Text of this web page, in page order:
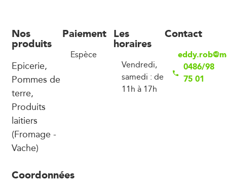
Nos
produits
Epicerie,
Pommes de
terre,
Produits
laitiers
(Fromage -
Vache)
Paiement
Espèce
Les
horaires
Vendredi,
samedi : de
11h à 17h
Contact
0486/98
75 01
Coordonnées